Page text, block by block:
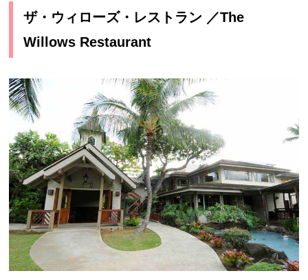
ザ・ウィローズ・レストラン ／The
Willows Restaurant